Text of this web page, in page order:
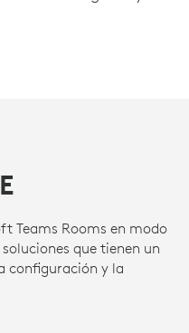
Teams Rooms en modo
que tienen un
configuración y la